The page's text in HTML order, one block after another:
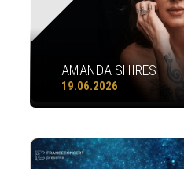
AMANDA SHIRES
19.06.2026